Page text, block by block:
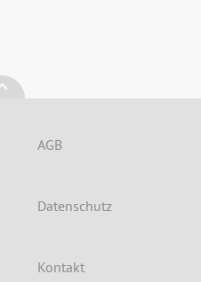
AGB
Datenschutz
Kontakt